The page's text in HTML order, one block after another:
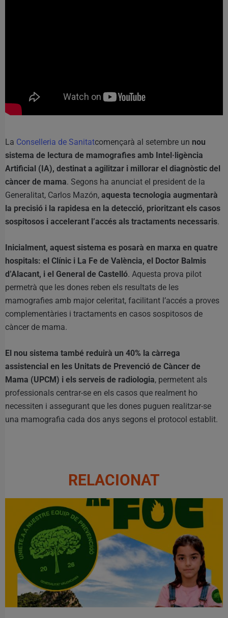
La Conselleria de Sanitatcomençarà al setembre un nou
sistema de lectura de mamografies amb Intel·ligència
Artificial (IA), destinat a agilitzar i millorar el diagnòstic del
càncer de mama. Segons ha anunciat el president de la
Generalitat, Carlos Mazón, aquesta tecnologia augmentarà
la precisió i la rapidesa en la detecció, prioritzant els casos
sospitosos i accelerant l’accés als tractaments necessaris.
Inicialment, aquest sistema es posarà en marxa en quatre
hospitals: el Clínic i La Fe de València, el Doctor Balmis
d’Alacant, i el General de Castelló. Aquesta prova pilot
permetrà que les dones reben els resultats de les
mamografies amb major celeritat, facilitant l’accés a proves
complementàries i tractaments en casos sospitosos de
càncer de mama.
El nou sistema també reduirà un 40% la càrrega
assistencial en les Unitats de Prevenció de Càncer de
Mama (UPCM) i els serveis de radiologia, permetent als
professionals centrar-se en els casos que realment ho
necessiten i assegurant que les dones puguen realitzar-se
una mamografia cada dos anys segons el protocol establit.
RELACIONAT